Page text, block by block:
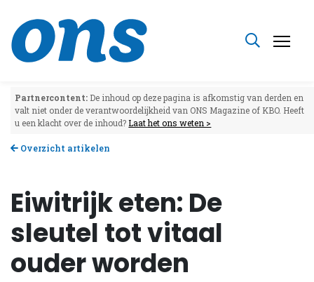
Partnercontent: De inhoud op deze pagina is afkomstig van derden en
valt niet onder de verantwoordelijkheid van ONS Magazine of KBO. Heeft
u een klacht over de inhoud?Laat het ons weten >
Overzicht artikelen
Eiwitrijk eten: De
sleutel tot vitaal
ouder worden